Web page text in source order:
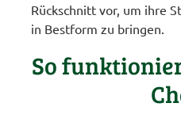
Rückschnitt vor, um ihre
in Bestform zu bringen.
So